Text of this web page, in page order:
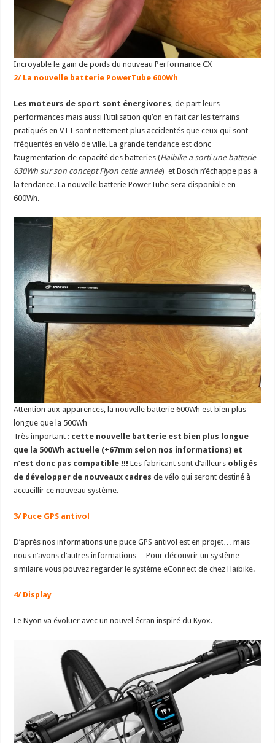
Incroyable le gain de poids du nouveau Performance CX
2/ La nouvelle batterie PowerTube 600Wh
Les moteurs de sport sont énergivores , de part leurs
performances mais aussi l’utilisation qu’on en fait car les terrains
pratiqués en VTT sont nettement plus accidentés que ceux qui sont
fréquentés en vélo de ville. La grande tendance est donc
l’augmentation de capacité des batteries (Haibike a sorti une batterie
630Wh sur son concept Flyon cette année) et Bosch n’échappe pas à
la tendance. La nouvelle batterie PowerTube sera disponible en
600Wh.
Attention aux apparences, la nouvelle batterie 600Wh est bien plus
longue que la 500Wh
Très important : cette nouvelle batterie est bien plus longue
que la 500Wh actuelle (+67mm selon nos informations) et
n’est donc pas compatible !!!Les fabricant sont d’ailleurs obligés
de développer de nouveaux cadres de vélo qui seront destiné à
accueillir ce nouveau système.
3/ Puce GPS antivol
D’après nos informations une puce GPS antivol est en projet… mais
nous n’avons d’autres informations… Pour découvrir un système
similaire vous pouvez regarder le système eConnect de chezHaibike.
4/ Display
Le Nyon va évoluer avec un nouvel écran inspiré du Kyox.